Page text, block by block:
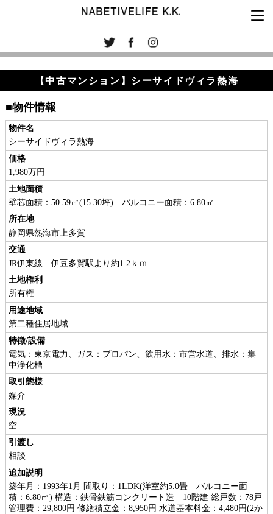
【中古マンション】シーサイドヴィラ熱海
■物件情報
物件名
シーサイドヴィラ熱海
価格
1,980万円
土地面積
壁芯面積：50.59㎡(15.30坪) バルコニー面積：6.80㎡
所在地
静岡県熱海市上多賀
交通
JR伊東線 伊豆多賀駅より約1.2ｋｍ
土地権利
所有権
用途地域
第二種住居地域
特徴/設備
電気：東京電力、ガス：プロパン、飲用水：市営水道、排水：集
中浄化槽
取引態様
媒介
現況
空
引渡し
相談
追加説明
築年月：1993年1月 間取り：1LDK(洋室約5.0畳 バルコニー面
積：6.80㎡) 構造：鉄骨鉄筋コンクリート造 10階建 総戸数：78戸
管理費：29,800円 修繕積立金：8,950円 水道基本料金：4,480円(2か